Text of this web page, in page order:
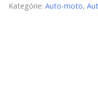
Kategórie:Auto-moto,